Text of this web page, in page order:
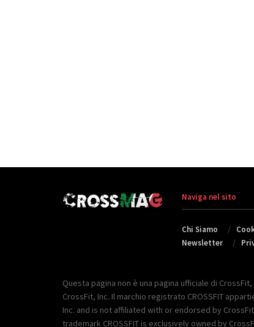
Naviga nel sito
Chi Siamo
Newsletter
Questa pagina non è una pagina ufficiale di
CrossFit, Inc. Il marchio registrato CROSSFIT
Inc. and is not affiliated with or endorsed by
trademark CROSSFIT is exclusively owned by